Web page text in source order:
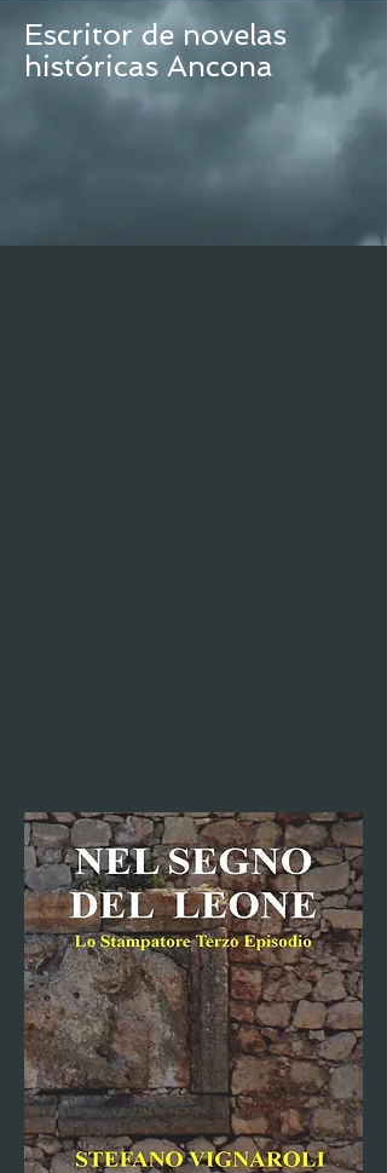
Escritor de novelas
históricas Ancona